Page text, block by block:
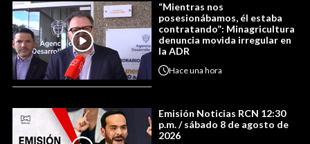
“Mientras nos
posesionábamos, él estaba
contratando”: Minagricultura
denuncia movida irregular en
la ADR
Haceuna hora
Emisión Noticias RCN 12:30
p.m. / sábado 8 de agosto de
2026